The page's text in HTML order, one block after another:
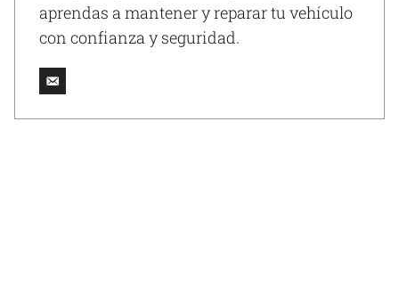
aprendas a mantener y reparar tu vehículo
con confianza y seguridad.